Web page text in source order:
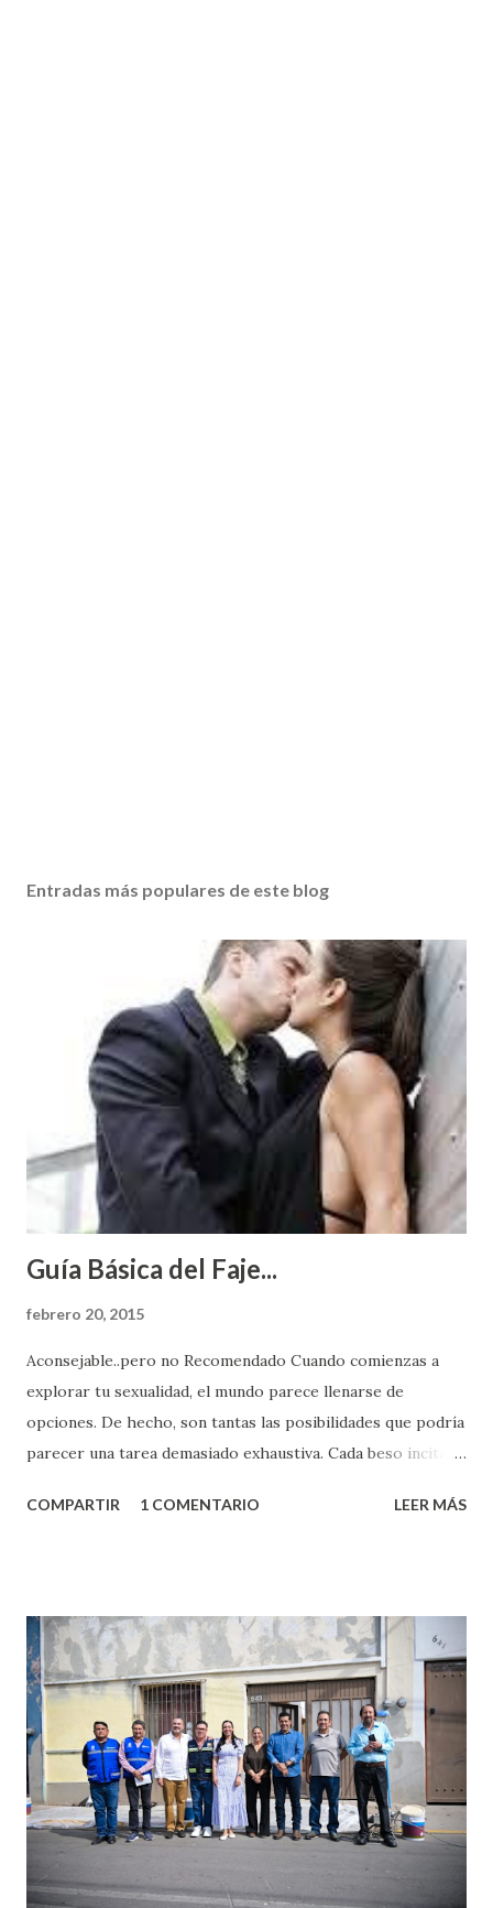
Entradas más populares de este blog
Guía Básica del Faje...
febrero 20, 2015
Aconsejable..pero no Recomendado Cuando comienzas a
explorar tu sexualidad, el mundo parece llenarse de
opciones. De hecho, son tantas las posibilidades que podría
parecer una tarea demasiado exhaustiva. Cada beso incita
partes de ti que jamás hubieras imaginado. El problema es
conoces ni la mitad de lo que deberías saber. Pero incluso
quienes ya han tenido relaciones sexuales no son expertos
o expertas en el tema. Siempre hay algo nuevo que
aprender y nuevas experiencias que conocer. Si eres una
chica y aún no has tenido relaciones sexuales, tal vez
pienses que el sexo será increíble y no puedas esperar para
experimentarlo, pero como cualquier persona con
experiencia te dirá, siempre es mejor cuando ambas partes
son suficientemen...
COMPARTIR 1 COMENTARIO LEER MÁS